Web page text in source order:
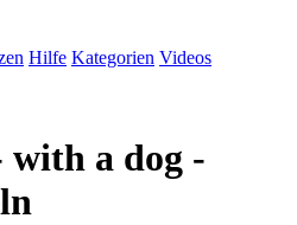
Hilfe Kategorien Videos
with a dog -